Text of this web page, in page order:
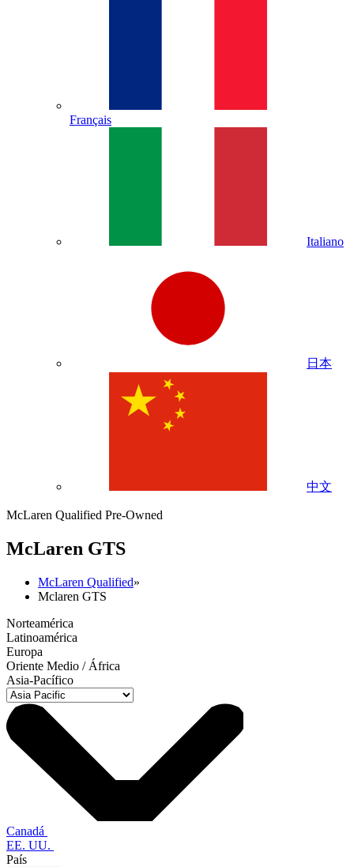
Français
Italiano
日本
中文
McLaren Qualified Pre-Owned
McLaren GTS
McLaren Qualified»
Mclaren GTS
Norteamérica
Latinoamérica
Europa
Oriente Medio / África
Asia-Pacífico
Canadá
EE. UU.
País